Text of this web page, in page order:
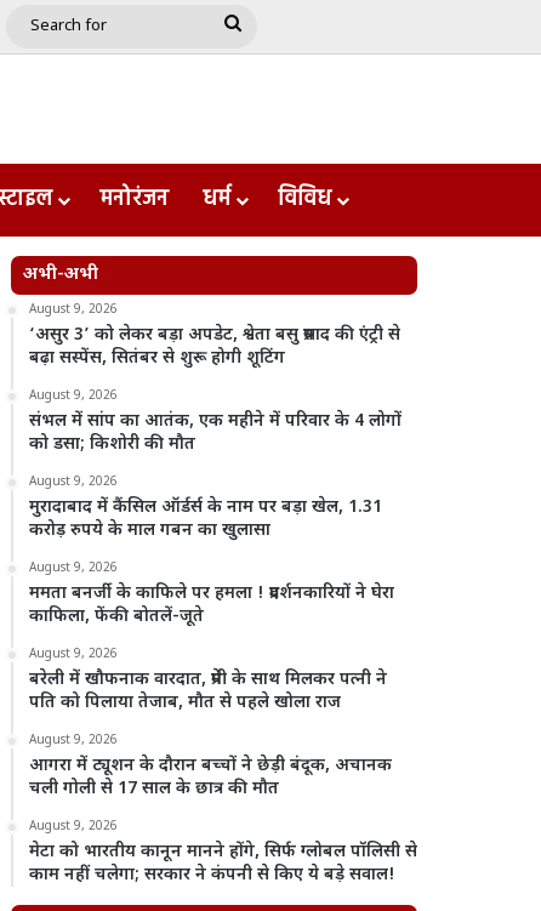
Play
Search
मनोरंजन धर्म विविध
अभी-अभी
August 9, 2026
‘असुर 3’ को लेकर बड़ा अपडेट, श्वेता बसु प्रसाद की एंट्री से
बढ़ा सस्पेंस, सितंबर से शुरू होगी शूटिंग
August 9, 2026
संभल में सांप का आतंक, एक महीने में परिवार के 4 लोगों
को डसा; किशोरी की मौत
August 9, 2026
मुरादाबाद में कैंसिल ऑर्डर्स के नाम पर बड़ा खेल, 1.31
करोड़ रुपये के माल गबन का खुलासा
August 9, 2026
ममता बनर्जी के काफिले पर हमला ! प्रदर्शनकारियों ने घेरा
काफिला, फेंकी बोतलें-जूते
August 9, 2026
बरेली में खौफनाक वारदात, प्रेमी के साथ मिलकर पत्नी ने
पति को पिलाया तेजाब, मौत से पहले खोला राज
August 9, 2026
आगरा में ट्यूशन के दौरान बच्चों ने छेड़ी बंदूक, अचानक
चली गोली से 17 साल के छात्र की मौत
August 9, 2026
मेटा को भारतीय कानून मानने होंगे, सिर्फ ग्लोबल पॉलिसी से
काम नहीं चलेगा; सरकार ने कंपनी से किए ये बड़े सवाल!